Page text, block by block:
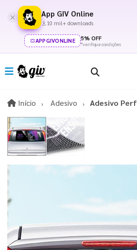
App GIV Online
10 mil+ downloads
APPGIVONLINE 5% OFF
*verifique condições
Início InícioAdesivo Adesivo